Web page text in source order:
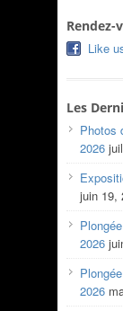
Rendez-
Like
Les
Photos
2026
juin 19,
2026
2026